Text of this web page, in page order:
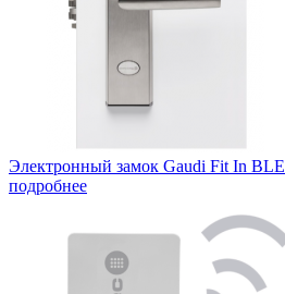
Электронный замок Gaudi Fit In BLE
подробнее